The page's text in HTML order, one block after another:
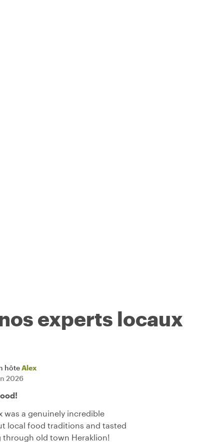
experts locaux
hôteAlex
2026
was a genuinely incredible
local food traditions and tasted
old town Heraklion!